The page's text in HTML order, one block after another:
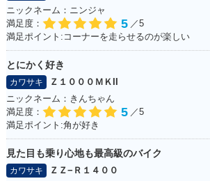
ニックネーム：ニンジャ
満足度：
5 ／5
満足ポイント:コーナーを走らせるのが楽しい
とにかく好き
カワサキ
Ｚ１０００ＭＫII
ニックネーム：きんちゃん
満足度：
5 ／5
満足ポイント:角が好き
見た目も乗り心地も最高級のバイク
カワサキ
ＺＺ−Ｒ１４００